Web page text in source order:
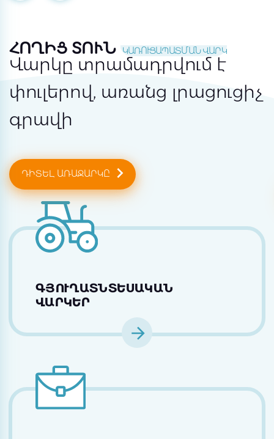
ՀՈՂԻՑ ՏՈՒՆ ԿԱՌՈՒՑԱՊԱՏՄԱՆ ՎԱՐԿ
Վարկը տրամադրվում է
փուլերով, առանց լրացուցիչ
գրավի
ԴԻՏԵԼ ԱՌԱՋԱՐԿԸ
ԳՅՈՒՂԱՏՆՏԵՍԱԿԱՆ
ՎԱՐԿԵՐ